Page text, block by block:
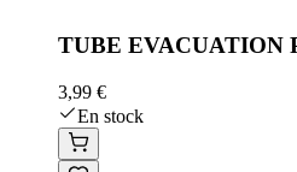
TUBE EVACUATION
3,99 €
En stock